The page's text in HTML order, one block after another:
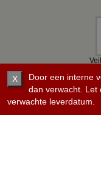
X
Door een interne
dan verwacht. Let
verwachte leverdatum.